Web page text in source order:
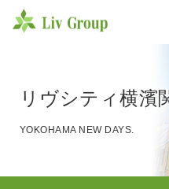
リヴシティ横濱
YOKOHAMA NEW DAYS.